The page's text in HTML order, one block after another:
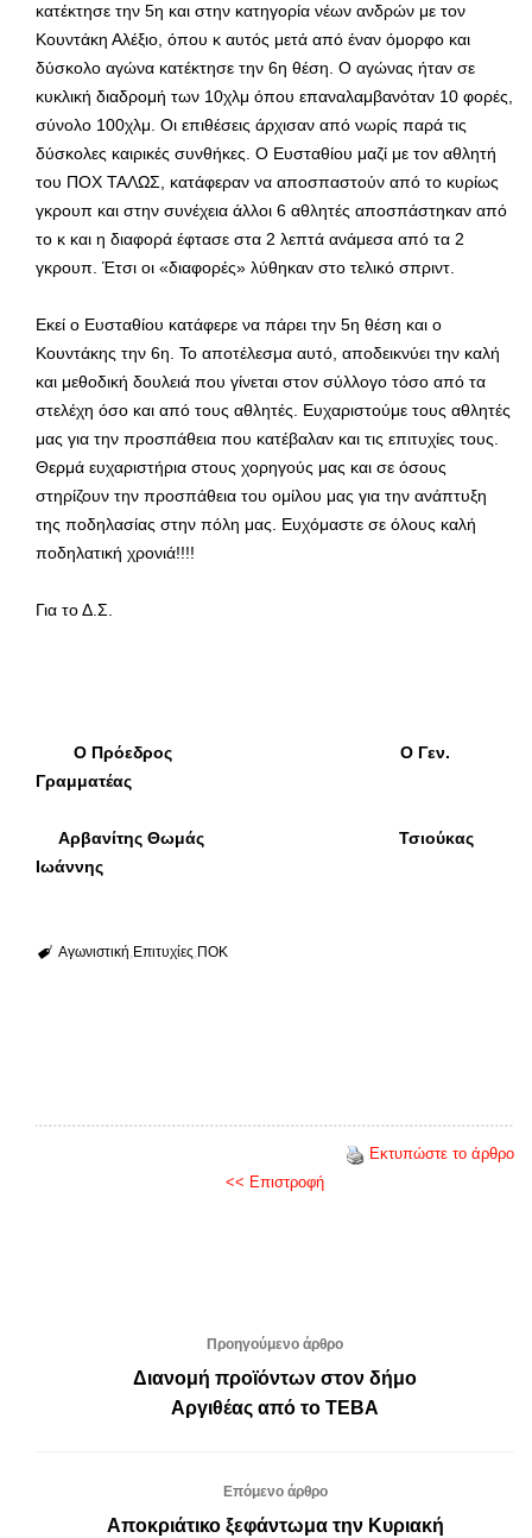
κατέκτησε την 5η και στην κατηγορία νέων ανδρών με τον
Κουντάκη Αλέξιο, όπου κ αυτός μετά από έναν όμορφο και
δύσκολο αγώνα κατέκτησε την 6η θέση. Ο αγώνας ήταν σε
κυκλική διαδρομή των 10χλμ όπου επαναλαμβανόταν 10 φορές,
σύνολο 100χλμ. Οι επιθέσεις άρχισαν από νωρίς παρά τις
δύσκολες καιρικές συνθήκες. Ο Ευσταθίου μαζί με τον αθλητή
του ΠΟΧ ΤΑΛΩΣ, κατάφεραν να αποσπαστούν από το κυρίως
γκρουπ και στην συνέχεια άλλοι 6 αθλητές αποσπάστηκαν από
το κ και η διαφορά έφτασε στα 2 λεπτά ανάμεσα από τα 2
γκρουπ. Έτσι οι «διαφορές» λύθηκαν στο τελικό σπριντ.
Εκεί ο Ευσταθίου κατάφερε να πάρει την 5η θέση και ο
Κουντάκης την 6η. Το αποτέλεσμα αυτό, αποδεικνύει την καλή
και μεθοδική δουλειά που γίνεται στον σύλλογο τόσο από τα
στελέχη όσο και από τους αθλητές. Ευχαριστούμε τους αθλητές
μας για την προσπάθεια που κατέβαλαν και τις επιτυχίες τους.
Θερμά ευχαριστήρια στους χορηγούς μας και σε όσους
στηρίζουν την προσπάθεια του ομίλου μας για την ανάπτυξη
της ποδηλασίας στην πόλη μας. Ευχόμαστε σε όλους καλή
ποδηλατική χρονιά!!!!
Για το Δ.Σ.
Ο Πρόεδρος Ο Γεν.
Γραμματέας
Αρβανίτης Θωμάς Τσιούκας
Ιωάννης
Αγωνιστική Επιτυχίες ΠΟΚ
Εκτυπώστε το άρθρο
<< Επιστροφή
Προηγούμενο άρθρο
Διανομή προϊόντων στον δήμο
Αργιθέας από το ΤΕΒΑ
Επόμενο άρθρο
Αποκριάτικο ξεφάντωμα την Κυριακή